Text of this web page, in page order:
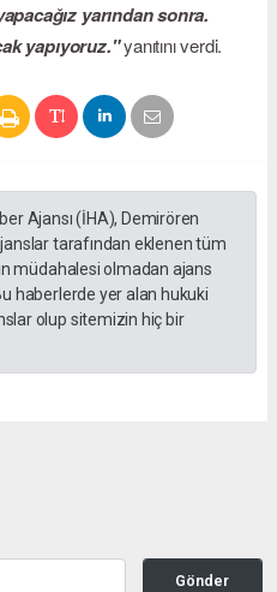
yarından sonra.
yapıyoruz."yanıtını verdi.
Ajansı (İHA), Demirören
tarafından eklenen tüm
müdahalesi olmadan ajans
haberlerde yer alan hukuki
olup sitemizin hiç bir
Gönder